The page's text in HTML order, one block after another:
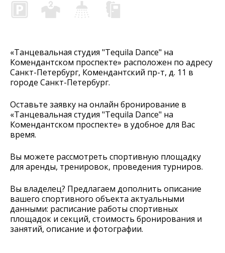
«Танцевальная студия "Tequila Dance" на
Комендантском проспекте» расположен по адресу
Санкт-Петербург, Комендантский пр-т, д. 11 в
городе Санкт-Петербург.
Оставьте заявку на онлайн бронирование в
«Танцевальная студия "Tequila Dance" на
Комендантском проспекте» в удобное для Вас
время.
Вы можете рассмотреть спортивную площадку
для аренды, тренировок, проведения турниров.
Вы владелец? Предлагаем дополнить описание
вашего спортивного объекта актуальными
данными: расписание работы спортивных
площадок и секций, стоимость бронирования и
занятий, описание и фотографии.